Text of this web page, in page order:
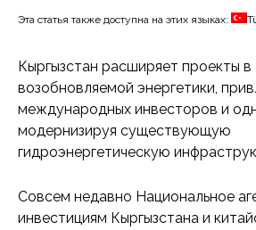
Эта статья также доступна на этих языках:
Кыргызстан расширяет проекты
возобновляемой энергетики,
международных инвесторов и
модернизируя существующую
гидроэнергетическую
Совсем недавно Национальное
инвестициям Кыргызстана и